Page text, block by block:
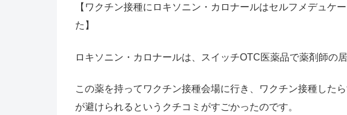
【ワクチン接種にロキソニン・カロナールはセルフメデュケ
た】
ロキソニン・カロナールは、スイッチOTC医薬品で薬剤師の
この薬を持ってワクチン接種会場に行き、ワクチン接種した
が避けられるというクチコミがすごかったのです。